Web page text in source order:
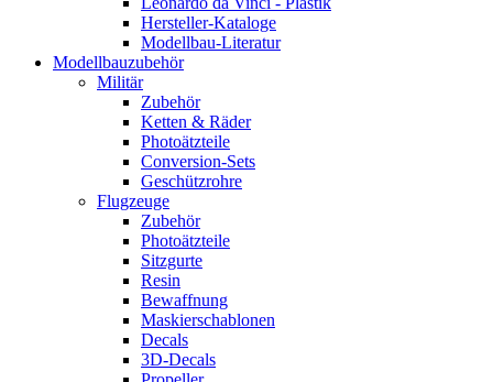
Hersteller-Kataloge
Modellbau-Literatur
Modellbauzubehör
Militär
Zubehör
Ketten & Räder
Photoätzteile
Conversion-Sets
Geschützrohre
Flugzeuge
Zubehör
Photoätzteile
Sitzgurte
Resin
Bewaffnung
Maskierschablonen
Decals
3D-Decals